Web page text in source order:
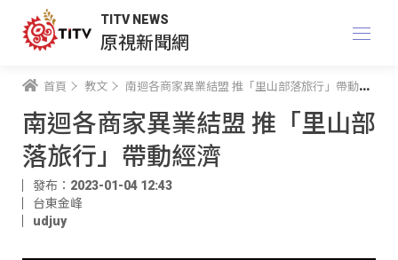
TITV NEWS
原視新聞網
首頁 教文 南迴各商家異業結盟 推「里山部落旅行」帶動經濟
南迴各商家異業結盟 推「里山部
落旅行」帶動經濟
發布：2023-01-04 12:43
台東金峰
udjuy